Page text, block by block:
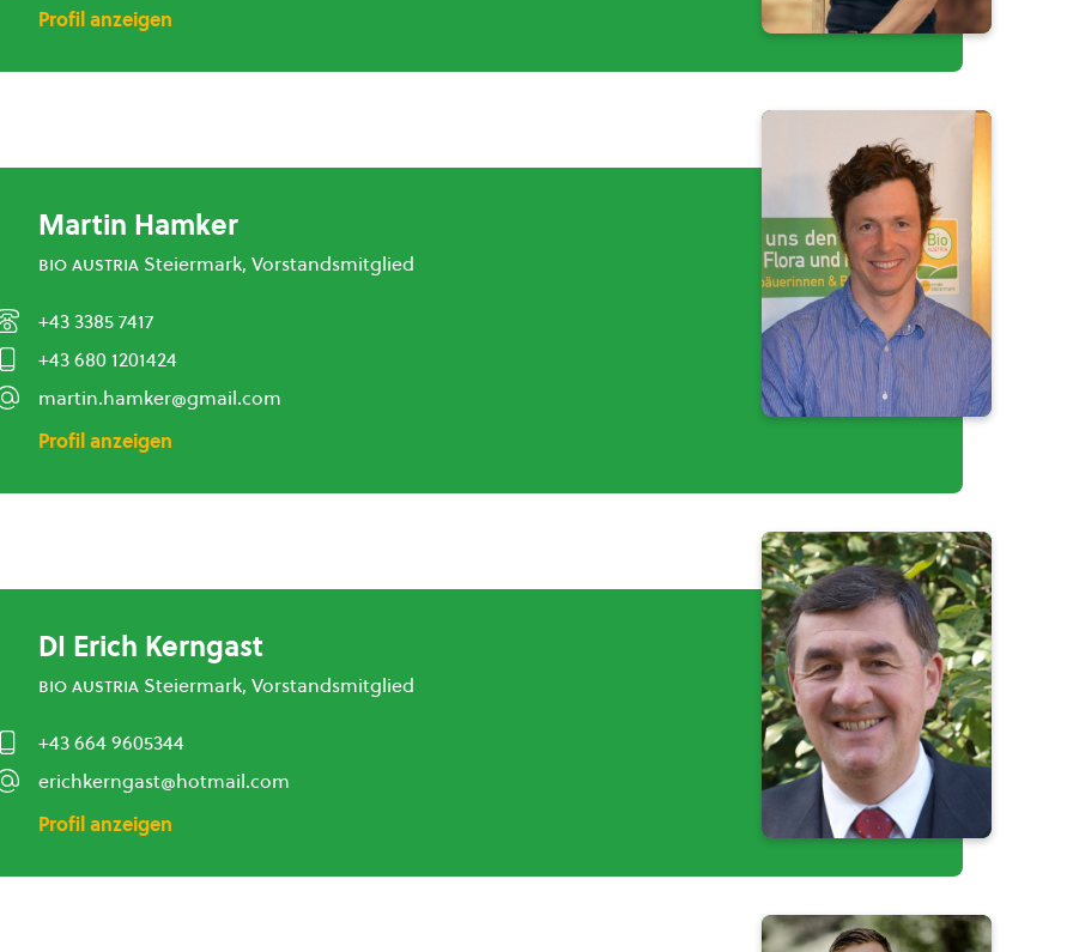
Profil anzeigen
Martin Hamker
bio austria Steiermark, Vorstandsmitglied
+43 3385 7417
+43 680 1201424
martin.hamker@gmail.com
Profil anzeigen
DI Erich Kerngast
bio austria Steiermark, Vorstandsmitglied
+43 664 9605344
erichkerngast@hotmail.com
Profil anzeigen